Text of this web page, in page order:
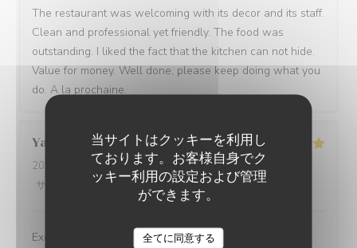
当サイトはクッキーを利用し
ております。お客様自身でク
ッキー利用の設定および管理
ができます。
全てに同意する
The restaurant was welcoming with its decor and its staff.
Clean and professional yet friendly. The food was
outstanding. I liked the fact that the kitchen can not hide.
Value for money. Well done, please keep doing what you
do. A la prochaine.
Yasmina B
2024-09-13
- 21:00 - ゲスト 2
サービス
/5 雰囲気: 5 /5 メニュー: 5/5 品質-価格
Excellent !! Un accueil et service au top, une belle déco,